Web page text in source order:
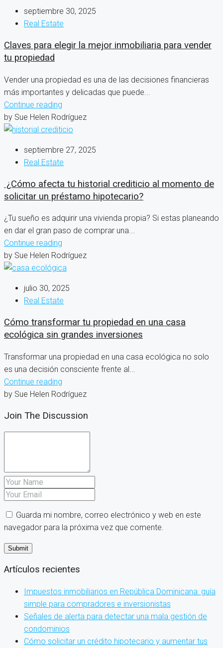
septiembre 30, 2025
Real Estate
Claves para elegir la mejor inmobiliaria para vender
tu propiedad
Vender una propiedad es una de las decisiones financieras
más importantes y delicadas que puede...
Continue reading
by Sue Helen Rodríguez
septiembre 27, 2025
Real Estate
¿Cómo afecta tu historial crediticio al momento de
solicitar un préstamo hipotecario?
¿Tu sueño es adquirir una vivienda propia? Si estas planeando
en dar el gran paso de comprar una...
Continue reading
by Sue Helen Rodríguez
julio 30, 2025
Real Estate
Cómo transformar tu propiedad en una casa
ecológica sin grandes inversiones
Transformar una propiedad en una casa ecológica no solo
es una decisión consciente frente al...
Continue reading
by Sue Helen Rodríguez
Join The Discussion
Guarda mi nombre, correo electrónico y web en este
navegador para la próxima vez que comente.
Artículos recientes
Impuestos inmobiliarios en República Dominicana: guía
simple para compradores e inversionistas
Señales de alerta para detectar una mala gestión de
condominios
Cómo solicitar un crédito hipotecario y aumentar tus